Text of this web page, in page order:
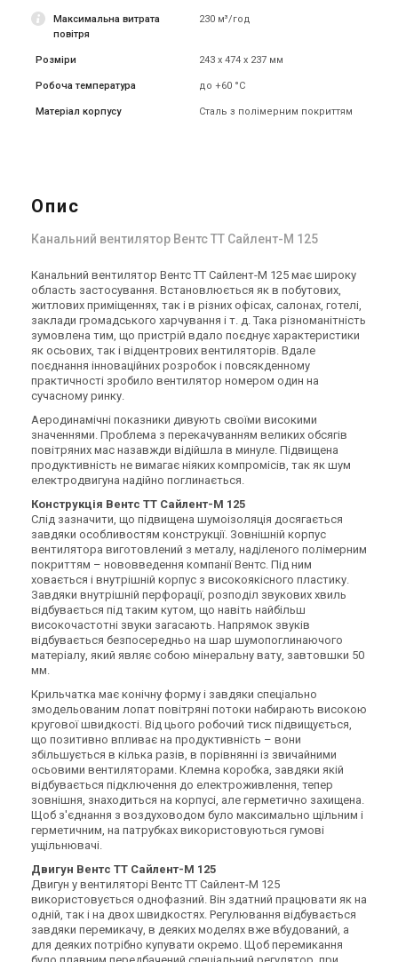
Ціна
Купити Купити
В наявності Залишити відгук
Україна
Вентс ТТ Сайлент-М 150 РВ
Ціна
16 767 грн
Купити
В наявності Залишити відгук
Вентс ТТ Сайлент-М 150
серый
Ціна
13 788 грн
Купити
В наявності Залишити відгук
Україна
Канальний вентилятор
Вентс ТТ Сайлент-200 М
Купити
В наявності
Україна
Канальний вентилятор
15 356 грн
Купити
В наявності Залишити відгук
Україна
Канальний вентилятор
Вентс ТТ Сайлент-М 200
белый
Ціна
15 356 грн
Знятий з виробництва
Залишити відгук
Канальний вентилятор
Вентс ТТ Сайлент-М 200 РВ
Ціна
Ціна за запитом
Максимальна витрата
повітря
230 м³/год
Розміри 243 х 474 х 237 мм
Робоча температура до +60 °C
Матеріал корпусу Сталь з полімерним покриттям
Опис
Канальний вентилятор Вентс ТТ Сайлент-М 125
Канальний вентилятор Вентс ТТ Сайлент-М 125 має широку
область застосування. Встановлюється як в побутових,
житлових приміщеннях, так і в різних офісах, салонах, готелі,
заклади громадського харчування і т. д. Така різноманітність
зумовлена тим, що пристрій вдало поєднує характеристики
як осьових, так і відцентрових вентиляторів. Вдале
поєднання інноваційних розробок і повсякденному
практичності зробило вентилятор номером один на
сучасному ринку.
Аеродинамічні показники дивують своїми високими
значеннями. Проблема з перекачуванням великих обсягів
повітряних мас назавжди відійшла в минуле. Підвищена
продуктивність не вимагає ніяких компромісів, так як шум
електродвигуна надійно поглинається.
Конструкція Вентс ТТ Сайлент-М 125
Слід зазначити, що підвищена шумоізоляція досягається
завдяки особливостям конструкції. Зовнішній корпус
вентилятора виготовлений з металу, наділеного полімерним
покриттям – нововведення компанії Вентс. Під ним
ховається і внутрішній корпус з високоякісного пластику.
Завдяки внутрішній перфорації, розподіл звукових хвиль
відбувається під таким кутом, що навіть найбільш
високочастотні звуки загасають. Напрямок звуків
відбувається безпосередньо на шар шумопоглинаючого
матеріалу, який являє собою мінеральну вату, завтовшки 50
мм.
Крильчатка має конічну форму і завдяки спеціально
змодельованим лопат повітряні потоки набирають високою
кругової швидкості. Від цього робочий тиск підвищується,
що позитивно впливає на продуктивність – вони
збільшується в кілька разів, в порівнянні із звичайними
осьовими вентиляторами. Клемна коробка, завдяки якій
відбувається підключення до електроживлення, тепер
зовнішня, знаходиться на корпусі, але герметично захищена.
Щоб з'єднання з воздуховодом було максимально щільним і
герметичним, на патрубках використовуються гумові
ущільнювачі.
Двигун Вентс ТТ Сайлент-М 125
Двигун у вентиляторі Вентс ТТ Сайлент-М 125
використовується однофазний. Він здатний працювати як на
одній, так і на двох швидкостях. Регулювання відбувається
завдяки перемикачу, в деяких моделях вже вбудований, а
для деяких потрібно купувати окремо. Щоб перемикання